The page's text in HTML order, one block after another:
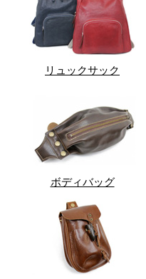
リュックサック
ボディバッグ